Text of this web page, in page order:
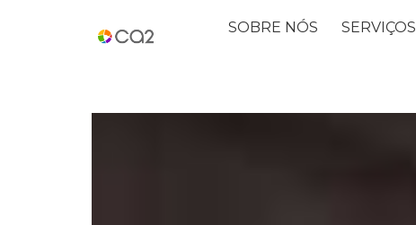
SOBRE NÓS SERVIÇOS